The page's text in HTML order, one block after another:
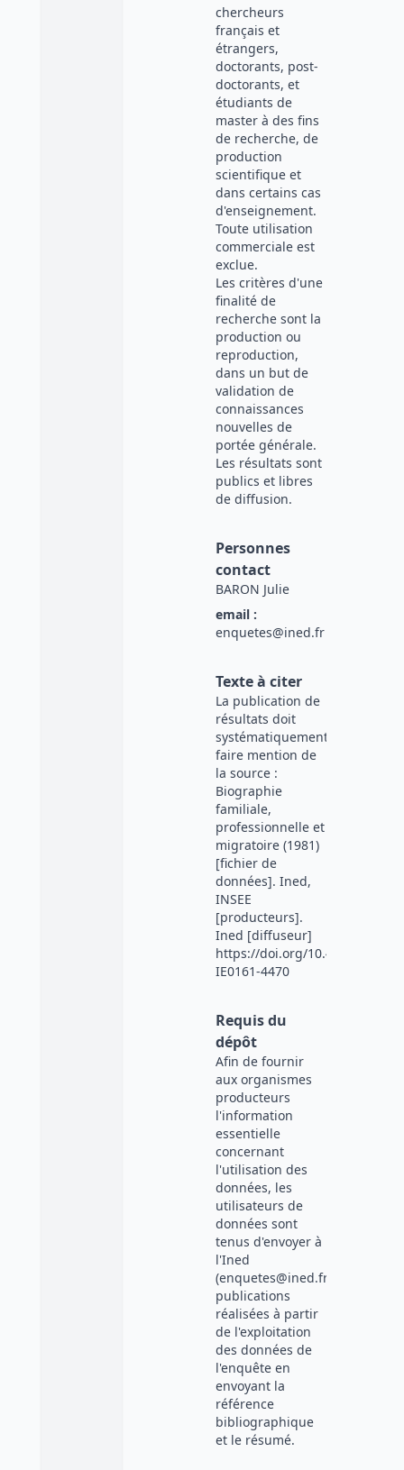
chercheurs
français et
étrangers,
doctorants, post-
doctorants, et
étudiants de
master à des fins
de recherche, de
production
scientifique et
dans certains cas
d'enseignement.
Toute utilisation
commerciale est
exclue.
Les critères d'une
finalité de
recherche sont la
production ou
reproduction,
dans un but de
validation de
connaissances
nouvelles de
portée générale.
Les résultats sont
publics et libres
de diffusion.
Personnes
contact
BARON Julie
email :
enquetes@ined.fr
Texte à citer
La publication de
résultats doit
systématiquement
faire mention de
la source :
Biographie
familiale,
professionnelle et
migratoire (1981)
[fichier de
données]. Ined,
INSEE
[producteurs].
Ined [diffuseur]
https://doi.org/10.48756/ined-
IE0161-4470
Requis du
dépôt
Afin de fournir
aux organismes
producteurs
l'information
essentielle
concernant
l'utilisation des
données, les
utilisateurs de
données sont
tenus d'envoyer à
l'Ined
(enquetes@ined.fr)
publications
réalisées à partir
de l'exploitation
des données de
l'enquête en
envoyant la
référence
bibliographique
et le résumé.